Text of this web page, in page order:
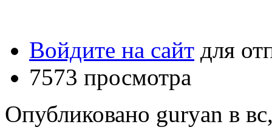
Войдите на сайт для
7573 просмотра
Опубликовано guryan в